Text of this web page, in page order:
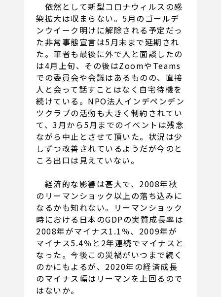
依然として新型コロナウィルスの感
染拡大は収まらない。5月のゴールデ
ンウイーク明けに解除される予定だっ
た非常事態宣言は5月末まで延期され
た。筆者も最後に外で人と面談したの
は4月上旬、その後はZoomやTeams
での委員会や会議はあるものの、直接
人と会って話すことはなく自宅待機を
続けている。NPO法人インデペンデン
ツクラブの活動も大きく制約されてい
て、3月から5月までのイベントは残念
ながら中止とさせて頂いた。状況は少
しずつ改善されているようだが今のと
ころ出口は見えていない。
経済的な影響は甚大で、2008年秋
のリーマンショック以上の落ち込みに
なるかも知れない。リーマンショック
時における日本のGDPの実質成長率は
2008年がマイナス1.1％、2009年が
マイナス5.4％と2年連続でマイナスと
なった。今後この災禍がいつまで続く
のかにもよるが、2020年の経済成長
のマイナス幅はリーマンを上回るので
はないか。